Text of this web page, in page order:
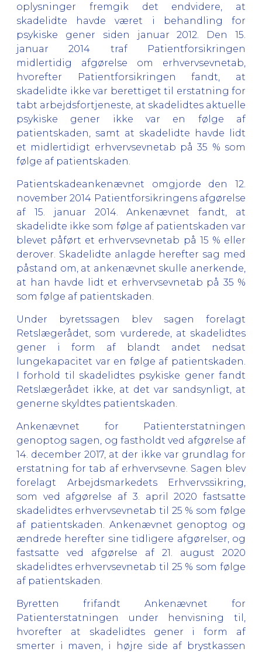
oplysninger fremgik det endvidere, at
skadelidte havde været i behandling for
psykiske gener siden januar 2012. Den 15.
januar 2014 traf Patientforsikringen
midlertidig afgørelse om erhvervsevnetab,
hvorefter Patientforsikringen fandt, at
skadelidte ikke var berettiget til erstatning for
tabt arbejdsfortjeneste, at skadelidtes aktuelle
psykiske gener ikke var en følge af
patientskaden, samt at skadelidte havde lidt
et midlertidigt erhvervsevnetab på 35 % som
følge af patientskaden.
Patientskadeankenævnet omgjorde den 12.
november 2014 Patientforsikringens afgørelse
af 15. januar 2014. Ankenævnet fandt, at
skadelidte ikke som følge af patientskaden var
blevet påført et erhvervsevnetab på 15 % eller
derover. Skadelidte anlagde herefter sag med
påstand om, at ankenævnet skulle anerkende,
at han havde lidt et erhvervsevnetab på 35 %
som følge af patientskaden.
Under byretssagen blev sagen forelagt
Retslægerådet, som vurderede, at skadelidtes
gener i form af blandt andet nedsat
lungekapacitet var en følge af patientskaden.
I forhold til skadelidtes psykiske gener fandt
Retslægerådet ikke, at det var sandsynligt, at
generne skyldtes patientskaden.
Ankenævnet for Patienterstatningen
genoptog sagen, og fastholdt ved afgørelse af
14. december 2017, at der ikke var grundlag for
erstatning for tab af erhvervsevne. Sagen blev
forelagt Arbejdsmarkedets Erhvervssikring,
som ved afgørelse af 3. april 2020 fastsatte
skadelidtes erhvervsevnetab til 25 % som følge
af patientskaden. Ankenævnet genoptog og
ændrede herefter sine tidligere afgørelser, og
fastsatte ved afgørelse af 21. august 2020
skadelidtes erhvervsevnetab til 25 % som følge
af patientskaden.
Byretten frifandt Ankenævnet for
Patienterstatningen under henvisning til,
hvorefter at skadelidtes gener i form af
smerter i maven, i højre side af brystkassen